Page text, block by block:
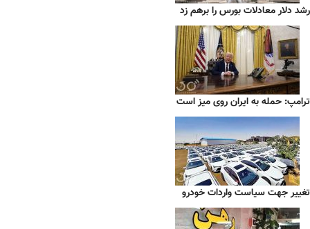
رشد دلار معادلات بورس را برهم زد
ترامپ: حمله به ایران روی میز است
تغییر جهت سیاست واردات خودرو